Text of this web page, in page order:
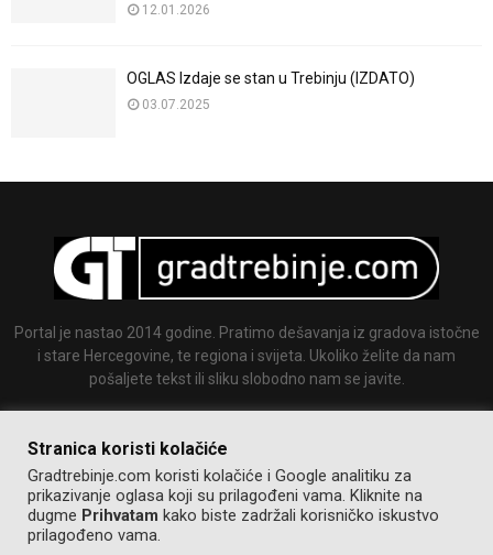
12.01.2026
OGLAS Izdaje se stan u Trebinju (IZDATO)
03.07.2025
Portal je nastao 2014 godine. Pratimo dešavanja iz gradova istočne
i stare Hercegovine, te regiona i svijeta. Ukoliko želite da nam
pošaljete tekst ili sliku slobodno nam se javite.
Stranica koristi kolačiće
Gradtrebinje.com koristi kolačiće i Google analitiku za
prikazivanje oglasa koji su prilagođeni vama. Kliknite na
dugme Prihvatam kako biste zadržali korisničko iskustvo
prilagođeno vama.